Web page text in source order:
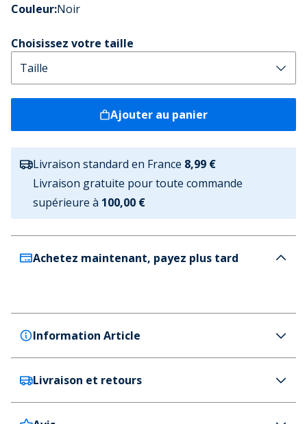
Couleur:Noir
Choisissez votre taille
Ajouter au panier
Livraison standard en France 8,99 €
Livraison gratuite pour toute commande
supérieure à 100,00 €
Achetez maintenant, payez plus tard
Information Article
SKECHERS SPORT
SKECHERS Baskets Bounder Garçon Noir
Couleur
Livraison et retours